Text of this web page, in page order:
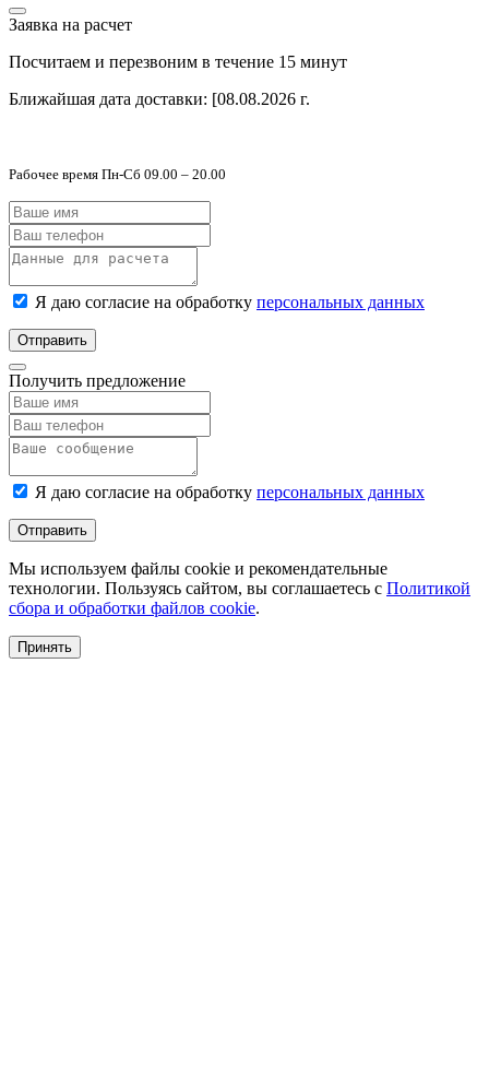
Заявка на расчет
Посчитаем и перезвоним в течение 15 минут
Ближайшая дата доставки: [08.08.2026 г.
Рабочее время Пн-Сб 09.00 – 20.00
Я даю согласие на обработку персональных данных
Отправить
Получить предложение
Я даю согласие на обработку персональных данных
Отправить
Мы используем файлы cookie и рекомендательные
технологии. Пользуясь сайтом, вы соглашаетесь с Политикой
сбора и обработки файлов cookie.
Принять